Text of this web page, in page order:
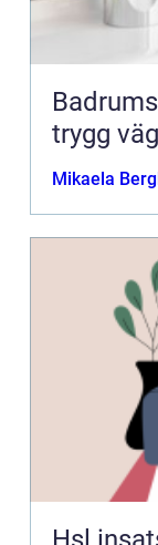
trygg
Mikaela